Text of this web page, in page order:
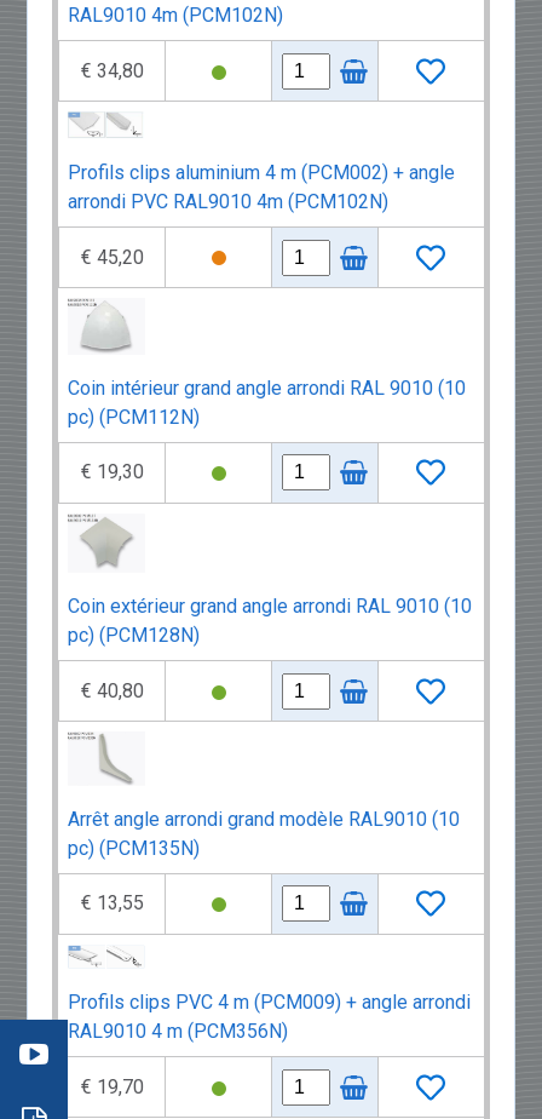
RAL9010 4m (PCM102N)
€ 34,80
Profils clips aluminium 4 m (PCM002) + angle
arrondi PVC RAL9010 4m (PCM102N)
€ 45,20
Coin intérieur grand angle arrondi RAL 9010 (10
pc) (PCM112N)
€ 19,30
Coin extérieur grand angle arrondi RAL 9010 (10
pc) (PCM128N)
€ 40,80
Arrêt angle arrondi grand modèle RAL9010 (10
pc) (PCM135N)
€ 13,55
Profils clips PVC 4 m (PCM009) + angle arrondi
RAL9010 4 m (PCM356N)
€ 19,70
les